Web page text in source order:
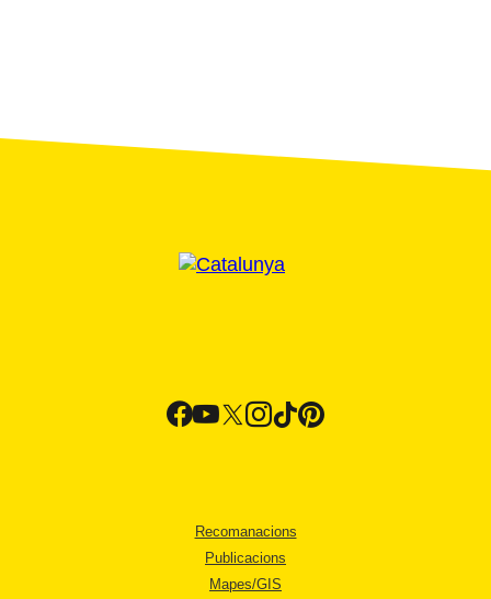
Recomanacions
Publicacions
Mapes/GIS